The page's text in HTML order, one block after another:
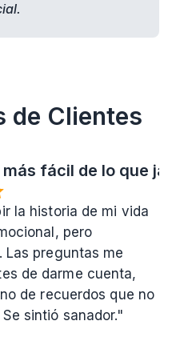
de Clientes
fácil de lo que
la historia de mi vida
pero
Las preguntas me
de darme cuenta,
de recuerdos que no
sintió sanador."